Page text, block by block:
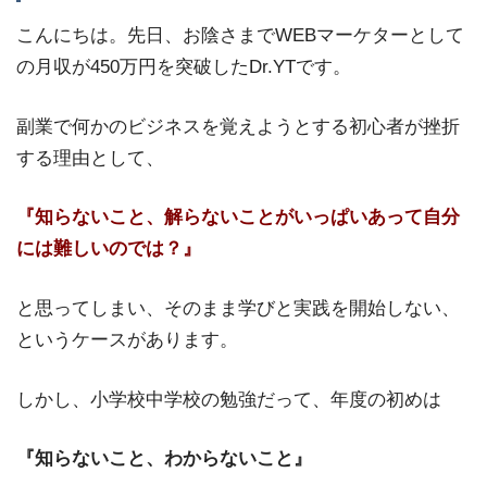
こんにちは。先日、お陰さまでWEBマーケターとして
の月収が450万円を突破したDr.YTです。
副業で何かのビジネスを覚えようとする初心者が挫折
する理由として、
『知らないこと、解らないことがいっぱいあって自分
には難しいのでは？』
と思ってしまい、そのまま学びと実践を開始しない、
というケースがあります。
しかし、小学校中学校の勉強だって、年度の初めは
『知らないこと、わからないこと』